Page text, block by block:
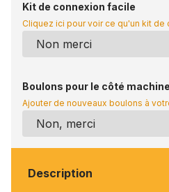
Kit de connexion facile
Cliquez ici pour voir ce qu'un kit
Boulons pour le côté
Ajouter de nouveaux boulons à
Description